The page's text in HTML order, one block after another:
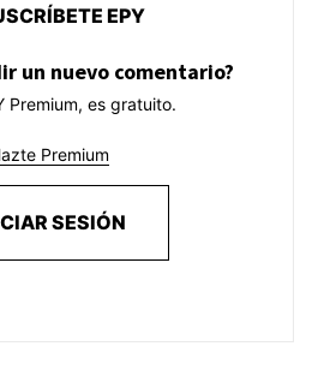
EPY
un nuevo comentario?
Premium, es gratuito.
Premium
SESIÓN